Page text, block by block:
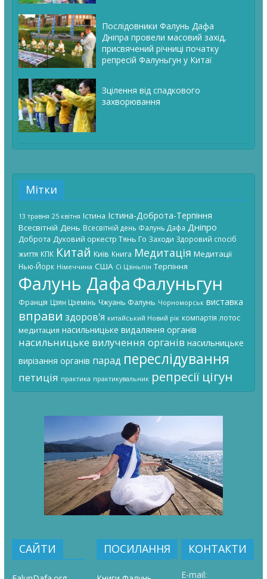
Послідовники Фалунь Дафа
Дніпра провели масовий захід,
присвячений річниці початку
репресій Фалуньгун у Китаї
Зцілення від спадкового
захворювання
Мітки
13 травня 25 квітня Істина Істина-Доброта-Терпіння
Всесвітній День Всесвітній день Фалунь Дафа Дніпро
Доброта Духовий оркестр Тянь Го Заходи Здоровий спосіб
життя КПК Китай Київ Книга Медитація Медитації
Нью-Йорк Німеччина США Сі Цзіньпін Терпіння
Фалунь ДафаФалуньгун
Франція Цзян Цземінь Чжуань Фалунь Чорноморськ виставка
вправи здоров'я китайський Новий рік компартія лотос
медитация насильницьке видаляння органів
насильницьке вилучення органів насильницьке
вирізання органів парад переслідування
петиція практика практикувальник репресії цігун
САЙТИ ПОСИЛАННЯ КОНТАКТИ
E-mail: